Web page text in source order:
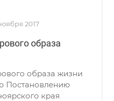
2017
образа
образа жизни
Постановлению
края